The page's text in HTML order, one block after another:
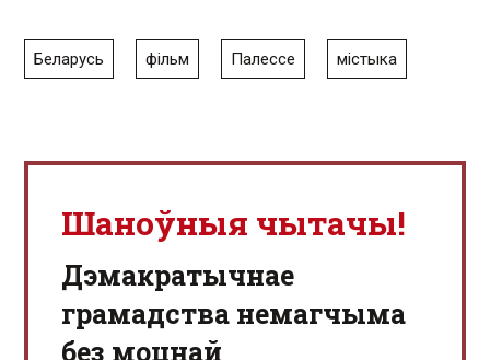
Беларусь фільм Палессе містыка
Шаноўныя чытачы!
Дэмакратычнае
грамадства немагчыма
без моцнай